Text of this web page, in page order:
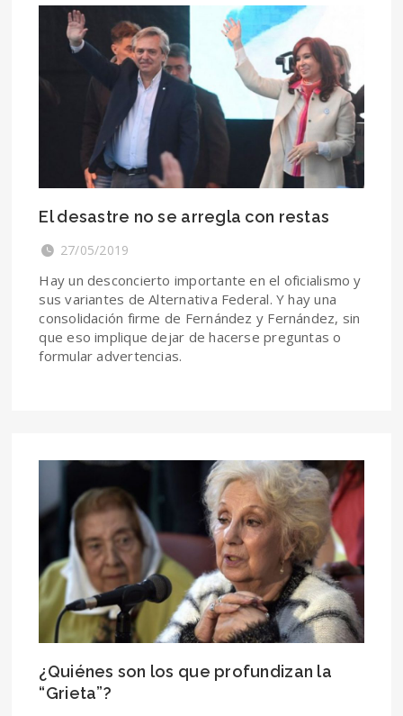
El desastre no se arregla con restas
27/05/2019
Hay un desconcierto importante en el oficialismo y
sus variantes de Alternativa Federal. Y hay una
consolidación firme de Fernández y Fernández, sin
que eso implique dejar de hacerse preguntas o
formular advertencias.
¿Quiénes son los que profundizan la
“Grieta”?